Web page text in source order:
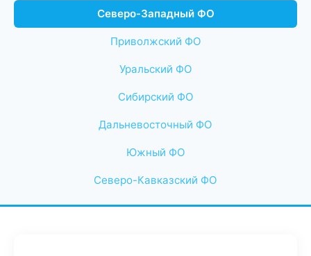
Северо-Западный ФО
Приволжский ФО
Уральский ФО
Сибирский ФО
Дальневосточный ФО
Южный ФО
Северо-Кавказский ФО